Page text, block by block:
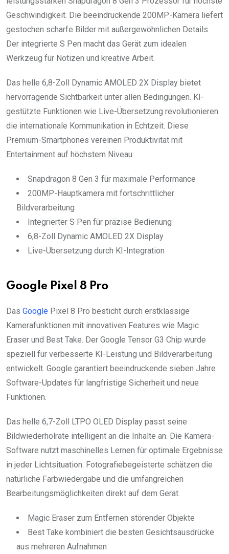
Geschwindigkeit. Die beeindruckende 200MP-Kamera liefert
gestochen scharfe Bilder mit außergewöhnlichen Details.
Der integrierte S Pen macht das Gerät zum idealen
Werkzeug für Notizen und kreative Arbeit.
Das helle 6,8-Zoll Dynamic AMOLED 2X Display bietet
hervorragende Sichtbarkeit unter allen Bedingungen. KI-
gestützte Funktionen wie Live-Übersetzung revolutionieren
die internationale Kommunikation in Echtzeit. Diese
Premium-Smartphones vereinen Produktivität mit
Entertainment auf höchstem Niveau.
Snapdragon 8 Gen 3 für maximale Performance
200MP-Hauptkamera mit fortschrittlicher
Bildverarbeitung
Integrierter S Pen für präzise Bedienung
6,8-Zoll Dynamic AMOLED 2X Display
Live-Übersetzung durch KI-Integration
Google Pixel 8 Pro
Das Google Pixel 8 Pro besticht durch erstklassige
Kamerafunktionen mit innovativen Features wie Magic
Eraser und Best Take. Der Google Tensor G3 Chip wurde
speziell für verbesserte KI-Leistung und Bildverarbeitung
entwickelt. Google garantiert beeindruckende sieben Jahre
Software-Updates für langfristige Sicherheit und neue
Funktionen.
Das helle 6,7-Zoll LTPO OLED Display passt seine
Bildwiederholrate intelligent an die Inhalte an. Die Kamera-
Software nutzt maschinelles Lernen für optimale Ergebnisse
in jeder Lichtsituation. Fotografiebegeisterte schätzen die
natürliche Farbwiedergabe und die umfangreichen
Bearbeitungsmöglichkeiten direkt auf dem Gerät.
Magic Eraser zum Entfernen störender Objekte
Best Take kombiniert die besten Gesichtsausdrücke
aus mehreren Aufnahmen